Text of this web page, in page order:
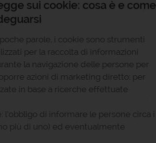
sui cookie: cosa è e come
poche parole, i cookie sono strumenti
per la raccolta di informazioni
la navigazione delle persone per
azioni di marketing diretto: per
in base a ricerche effettuate
di informare le persone circa i
più di uno) ed eventualmente